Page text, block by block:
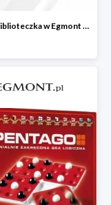
Teczka biblioteczka w Egmont -50%